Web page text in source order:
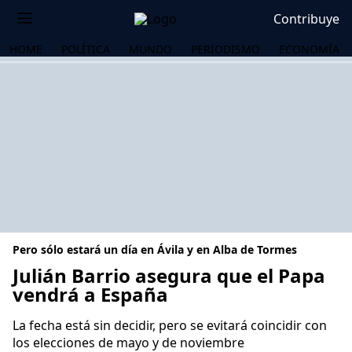
Contribuye
HOME POLÍTICA MUNDO PERIODISMO ECONOMÍA
Pero sólo estará un día en Ávila y en Alba de Tormes
Julián Barrio asegura que el Papa
vendrá a España
La fecha está sin decidir, pero se evitará coincidir con
los elecciones de mayo y de noviembre